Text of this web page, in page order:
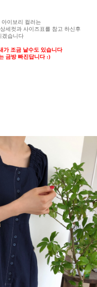
아이보리 컬러는
세컷과 사이즈표를 참고 하신후
겠습니다
가 조금 날수도 있습니다
금방 빠진답니다 :)